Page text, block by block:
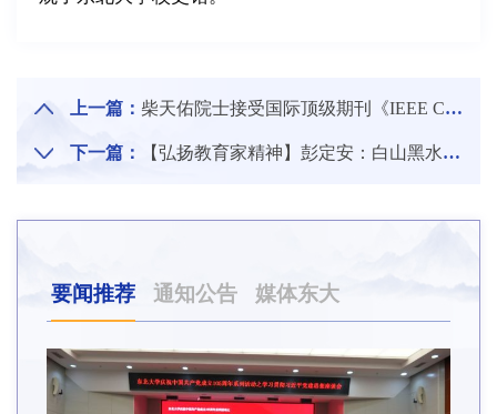
上一篇： 柴天佑院士接受国际顶级期刊《IEEE Control systems magazine》专访
下一篇： 【弘扬教育家精神】彭定安：白山黑水铸风骨 文脉薪火照杏坛
要闻推荐 通知公告 媒体东大